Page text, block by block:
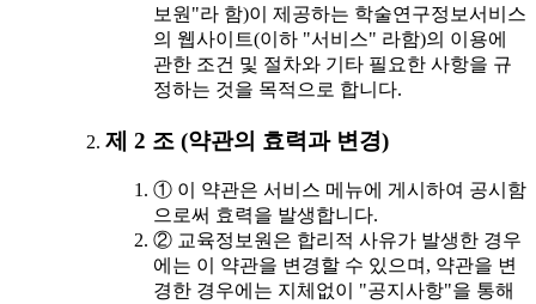
보원"라 함)이 제공하는 학술연구정보서비스
의 웹사이트(이하 "서비스" 라함)의 이용에
관한 조건 및 절차와 기타 필요한 사항을 규
정하는 것을 목적으로 합니다.
제 2 조 (약관의 효력과 변경)
① 이 약관은 서비스 메뉴에 게시하여 공시함
으로써 효력을 발생합니다.
② 교육정보원은 합리적 사유가 발생한 경우
에는 이 약관을 변경할 수 있으며, 약관을 변
경한 경우에는 지체없이 "공지사항"을 통해